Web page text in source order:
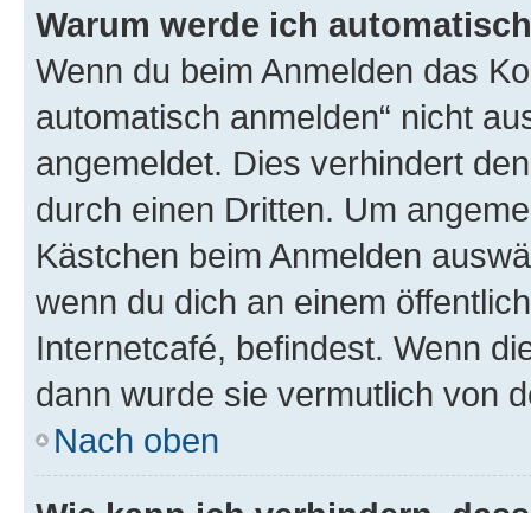
Warum werde ich
Wenn du beim Anmelden das
automatisch anmelden“ nicht
angemeldet. Dies verhindert
durch einen Dritten. Um
Kästchen beim Anmelden
wenn du dich an einem
Internetcafé, befindest. Wenn
dann wurde sie vermutlich von
Nach oben